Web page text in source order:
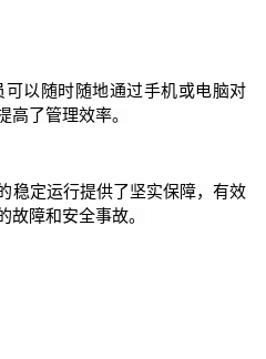
以随时随地通过手机或电脑对
高了管理效率。
稳定运行提供了坚实保障，有效
故障和安全事故。